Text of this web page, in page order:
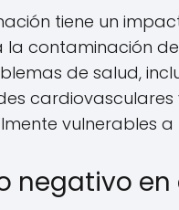
tiene un
la contaminación
de salud,
cardiovasculares
vulnerables
negativo